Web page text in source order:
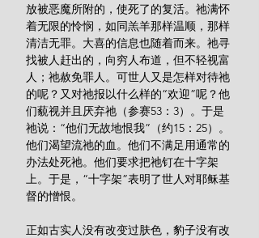
放被恶魔所附的，使死了的复活。祂满怀
着无限的怜悯，如同羔羊那样温顺，那样
清洁无罪。大喜的信息也随着而来。祂寻
找被人赶出的，向穷人布道，但不轻视富
人；祂赦免罪人。可世人又是怎样对待祂
的呢？又对祂报以什么样的“欢迎”呢？他
们藐视并且厌弃祂（参赛53：3）。于是
祂说：“他们无故地恨我”（约15：25）。
他们渴望流祂的血。他们不满足用通常的
办法处死祂。他们要求把祂钉在十字架
上。于是，“十字架”表明了世人对耶稣基
督的憎恨。
正如古实人没有改变过肤色，豹子没有改